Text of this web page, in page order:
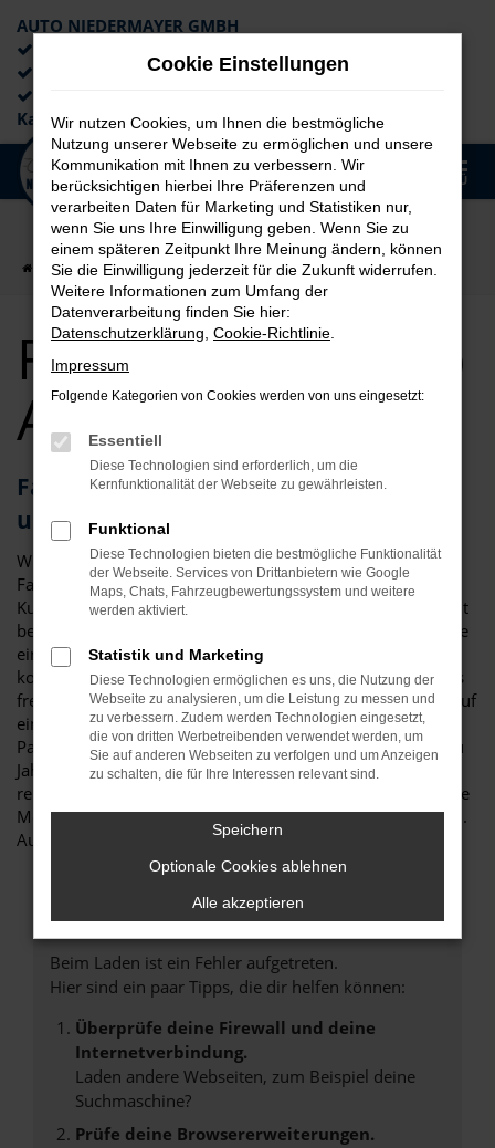
Zum
Hauptinhalt
springen
AUTO NIEDERMAYER GMBH
Lieferung an die Haustür
Kaufabwicklung
MENÜ
Startseite Fürth Fiat für Fürth Top Angebote
Fiat für Fürth Top
Angebote
Fahrzeuge von Fiat – perfekt für Fürth
und Umgebung
Wir von Niedermayer verstehen uns als Experten für die
Fahrzeuge von Fiat und sind natürlich auch für unsere
Kundinnen und Kunden aus Fürth da. Im Vordergrund steht
bei uns die enge Bindung zu unseren Kunden, die durch die
einzigartige Qualität von Fiat sowie die faire und
kompetente Beratung erreicht wird. Zudem wurden wir als
freies Autohaus mehrfach ausgezeichnet. Freuen Sie sich auf
eine Fülle an Fahrzeugen von Fiat in Fürth und eine breite
Palette, die vom Neuwagen über Tageszulassung bis hin zu
Jahreswagen und erstklassig gepflegten Gebrauchtwagen
reicht. Dank unserer Werkstatt bieten wir Ihnen zudem jede
Menge Sonderdienstleistungen rund um Ihren Fiat in Fürth.
Auf uns ist Verlass.
Fehler: Network Error
Beim Laden ist ein Fehler aufgetreten.
Hier sind ein paar Tipps, die dir helfen können:
Überprüfe deine Firewall und deine
Internetverbindung.
Laden andere Webseiten, zum Beispiel deine
Suchmaschine?
Prüfe deine Browsererweiterungen.
Cookie Einstellungen
Wir nutzen Cookies, um Ihnen die bestmögliche
Nutzung unserer Webseite zu ermöglichen und unsere
Kommunikation mit Ihnen zu verbessern. Wir
berücksichtigen hierbei Ihre Präferenzen und
verarbeiten Daten für Marketing und Statistiken nur,
wenn Sie uns Ihre Einwilligung geben. Wenn Sie zu
einem späteren Zeitpunkt Ihre Meinung ändern, können
Sie die Einwilligung jederzeit für die Zukunft widerrufen.
Weitere Informationen zum Umfang der
Datenverarbeitung finden Sie hier:
Datenschutzerklärung Cookie-Richtlinie
Impressum
Folgende Kategorien von Cookies werden von uns eingesetzt:
Essentiell
Diese Technologien sind erforderlich, um die
Kernfunktionalität der Webseite zu gewährleisten.
Funktional
Diese Technologien bieten die bestmögliche Funktionalität
der Webseite. Services von Drittanbietern wie Google
Maps, Chats, Fahrzeugbewertungssystem und weitere
werden aktiviert.
Statistik und Marketing
Diese Technologien ermöglichen es uns, die Nutzung der
Webseite zu analysieren, um die Leistung zu messen und
zu verbessern. Zudem werden Technologien eingesetzt,
die von dritten Werbetreibenden verwendet werden, um
Sie auf anderen Webseiten zu verfolgen und um Anzeigen
zu schalten, die für Ihre Interessen relevant sind.
Speichern
Optionale Cookies ablehnen
Alle akzeptieren